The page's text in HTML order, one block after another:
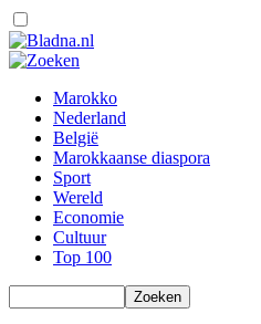
Marokko
Nederland
België
Marokkaanse diaspora
Sport
Wereld
Economie
Cultuur
Top 100